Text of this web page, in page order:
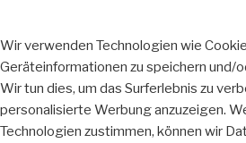
Wir verwenden Technologien wie
Geräteinformationen zu speichern und/
Wir tun dies, um das Surferlebnis zu
personalisierte Werbung anzuzeigen.
Technologien zustimmen, können wir